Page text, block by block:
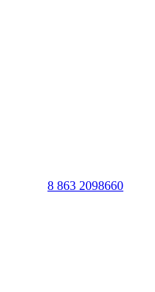
8 863 2098660